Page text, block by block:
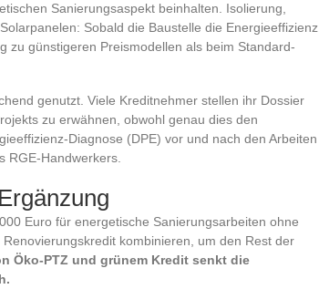
Sanierungsaspekt beinhalten. Isolierung,
Sobald die Baustelle die Energieeffizienz
zu günstigeren Preismodellen als beim Standard-
genutzt. Viele Kreditnehmer stellen ihr Dossier
zu erwähnen, obwohl genau dies den
Diagnose (DPE) vor und nach den Arbeiten
RGE-Handwerkers.
Euro für energetische Sanierungsarbeiten ohne
kombinieren, um den Rest der
Öko-PTZ und grünem Kredit senkt die